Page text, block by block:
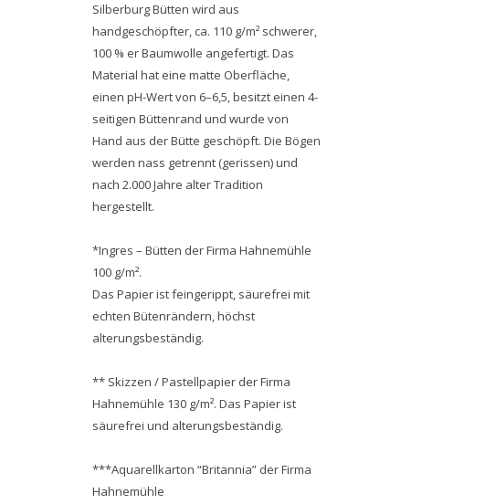
Silberburg Bütten wird aus
handgeschöpfter, ca. 110 g/m² schwerer,
100 % er Baumwolle angefertigt. Das
Material hat eine matte Oberfläche,
einen pH-Wert von 6–6,5, besitzt einen 4-
seitigen Büttenrand und wurde von
Hand aus der Bütte geschöpft. Die Bögen
werden nass getrennt (gerissen) und
nach 2.000 Jahre alter Tradition
hergestellt.
*Ingres – Bütten der Firma Hahnemühle
100 g/m².
Das Papier ist feingerippt, säurefrei mit
echten Bütenrändern, höchst
alterungsbeständig.
** Skizzen / Pastellpapier der Firma
Hahnemühle 130 g/m². Das Papier ist
säurefrei und alterungsbeständig.
***Aquarellkarton “Britannia” der Firma
Hahnemühle